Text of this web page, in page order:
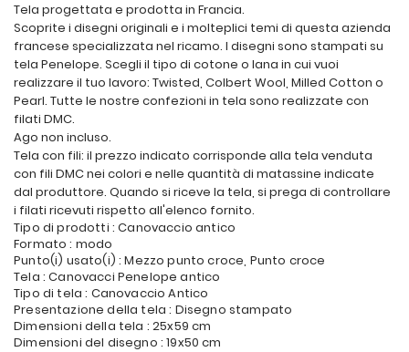
Tela progettata e prodotta in Francia.
Scoprite i disegni originali e i molteplici temi di questa azienda
francese specializzata nel ricamo. I disegni sono stampati su
tela Penelope. Scegli il tipo di cotone o lana in cui vuoi
realizzare il tuo lavoro: Twisted, Colbert Wool, Milled Cotton o
Pearl. Tutte le nostre confezioni in tela sono realizzate con
filati DMC.
Ago non incluso.
Tela con fili: il prezzo indicato corrisponde alla tela venduta
con fili DMC nei colori e nelle quantità di matassine indicate
dal produttore. Quando si riceve la tela, si prega di controllare
i filati ricevuti rispetto all'elenco fornito.
Tipo di prodotti : Canovaccio antico
Formato : modo
Punto(i) usato(i) : Mezzo punto croce, Punto croce
Tela : Canovacci Penelope antico
Tipo di tela : Canovaccio Antico
Presentazione della tela : Disegno stampato
Dimensioni della tela : 25x59 cm
Dimensioni del disegno : 19x50 cm